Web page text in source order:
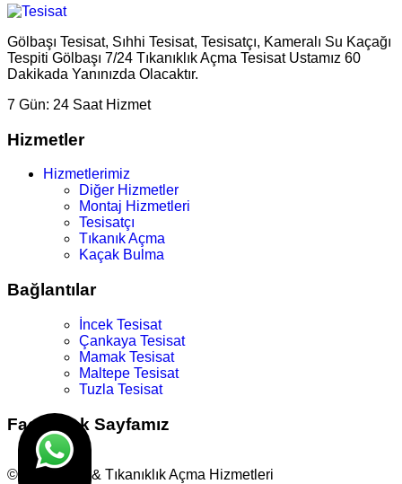
Gölbaşı Tesisat, Sıhhi Tesisat, Tesisatçı, Kameralı Su Kaçağı
Tespiti Gölbaşı 7/24 Tıkanıklık Açma Tesisat Ustamız 60
Dakikada Yanınızda Olacaktır.
7 Gün: 24 Saat Hizmet
Hizmetler
Hizmetlerimiz
Diğer Hizmetler
Montaj Hizmetleri
Tesisatçı
Tıkanık Açma
Kaçak Bulma
Bağlantılar
İncek Tesisat
Çankaya Tesisat
Mamak Tesisat
Maltepe Tesisat
Tuzla Tesisat
Facebook Sayfamız
© Su Tesisat & Tıkanıklık Açma Hizmetleri